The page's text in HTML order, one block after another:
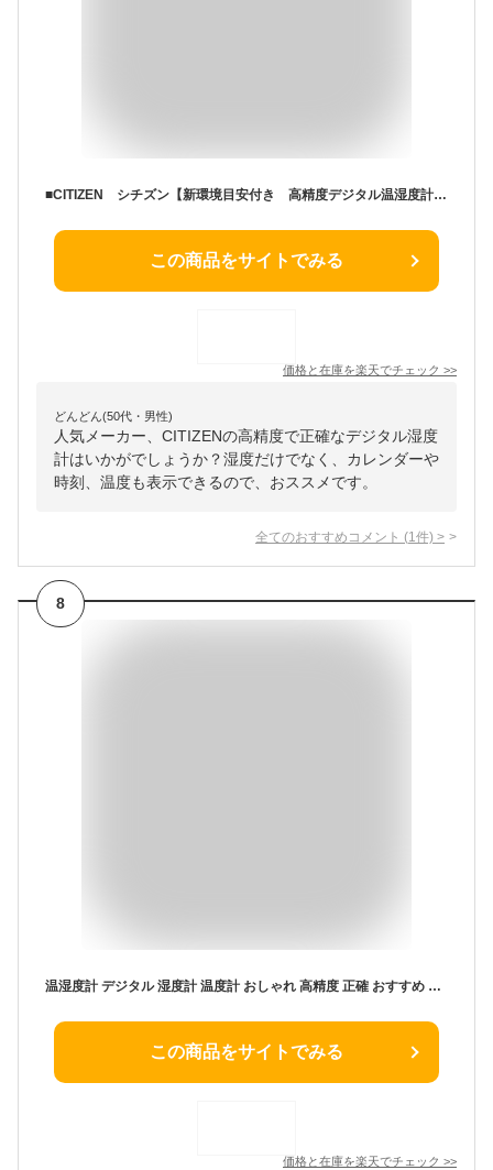
■CITIZEN シチズン【新環境目安付き 高精度デジタル温湿度計】カレンダー 電波時計 時刻 温度 湿度 おしゃれ 見やすい シンプル 記念品 ギフト 白パール色 8RZ232-003 [後払不可]【楽ギフ_包装選択】.
この商品をサイトでみる
価格と在庫を楽天でチェック >>
どんどん(50代・男性)
人気メーカー、CITIZENの高精度で正確なデジタル湿度
計はいかがでしょうか？湿度だけでなく、カレンダーや
時刻、温度も表示できるので、おススメです。
全てのおすすめコメント (1 件) >
8
温湿度計 デジタル 湿度計 温度計 おしゃれ 高精度 正確 おすすめ デジタル時計 卓上 壁掛け 室内 インテリア 時計 小型 かわいい 赤ちゃん ベビー 熱中症 風邪 カビ 肌ケア
この商品をサイトでみる
価格と在庫を楽天でチェック >>